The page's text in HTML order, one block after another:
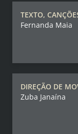
TEXTO,
Fernanda Maia
DIREÇÃO DE
Zuba Janaína